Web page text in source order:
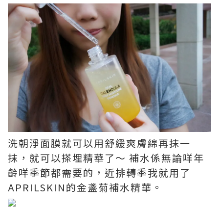
洗朝淨面膜就可以用舒緩爽膚綿再抹一
抹，就可以搽埋精華了～ 補水係無論咩年
齡咩季節都需要的，近排轉季我就用了
APRILSKIN的金盞菊補水精華。